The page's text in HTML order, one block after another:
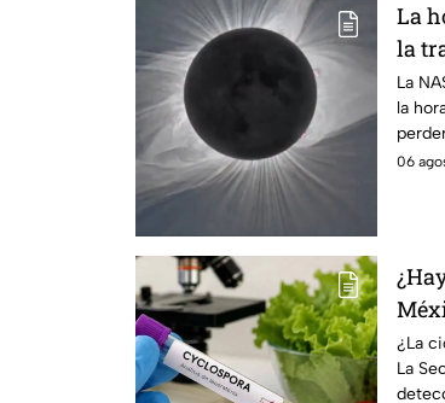
La
la
La
la
06
¿La
La